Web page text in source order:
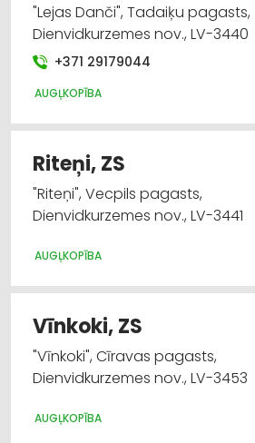
"Lejas Danči", Tadaiķu pagasts,
Dienvidkurzemes nov., LV-3440
+371 29179044
AUGĻKOPĪBA
Riteņi, ZS
"Riteņi", Vecpils pagasts,
Dienvidkurzemes nov., LV-3441
AUGĻKOPĪBA
Vīnkoki, ZS
"Vīnkoki", Cīravas pagasts,
Dienvidkurzemes nov., LV-3453
AUGĻKOPĪBA